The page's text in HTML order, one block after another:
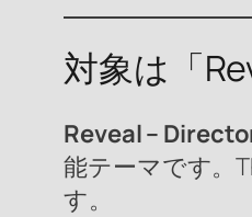
対象は「
Reveal –
能テーマです。
す。